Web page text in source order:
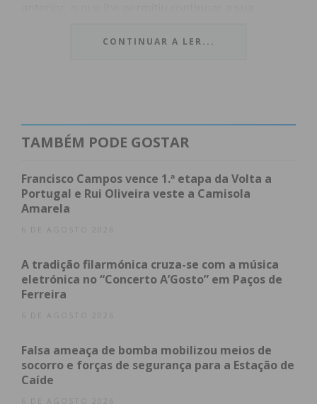
Rui Taipa não escondeu a sua felicidade por poder
minha vida. Domingo à noite, na RTP1 e na RTP
Play, em direto, volto a pisar aquele palco
vou precisar do vosso voto. Espero que gostem da
canção que vou interpretar bem como do arranjo
acredita em mim!
Até domingo!”
Quem quiser ajudar o Rui a seguir em frente pode
ligar o 760 200 634, a partir do início do programa.
Equipas após a primeira gala (realizada a 27 de
CONTINUAR A LER...
TAMBÉM PODE GOSTAR
Francisco Campos vence 1.ª etapa da Volta a
Portugal e Rui Oliveira veste a Camisola
Amarela
6 DE AGOSTO 2026
A tradição filarmónica cruza-se com a música
eletrónica no “Concerto A’Gosto” em Paços de
Ferreira
6 DE AGOSTO 2026
Falsa ameaça de bomba mobilizou meios de
socorro e forças de segurança para a Estação de
Caíde
6 DE AGOSTO 2026